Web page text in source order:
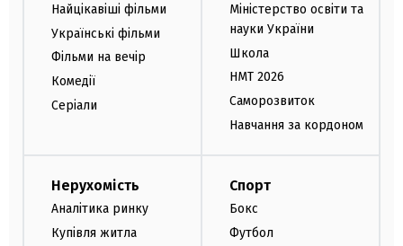
Найцікавіші фільми
Українські фільми
Фільми на вечір
Комедії
Серіали
Міністерство освіти та
науки України
Школа
НМТ 2026
Саморозвиток
Навчання за кордоном
Нерухомість
Аналітика ринку
Купівля житла
Спорт
Бокс
Футбол